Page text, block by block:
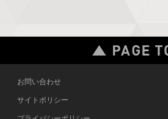
お問い合わせ
サイトポリシー